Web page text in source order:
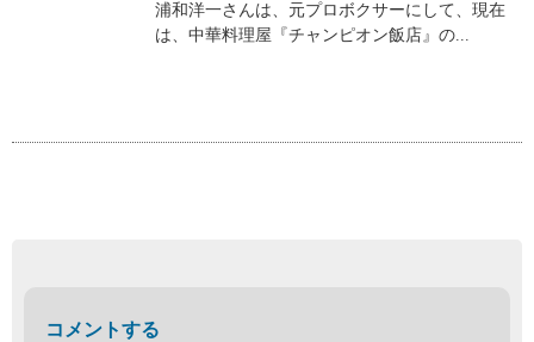
浦和洋一さんは、元プロボクサーにして、現在
は、中華料理屋『チャンピオン飯店』の...
コメントする